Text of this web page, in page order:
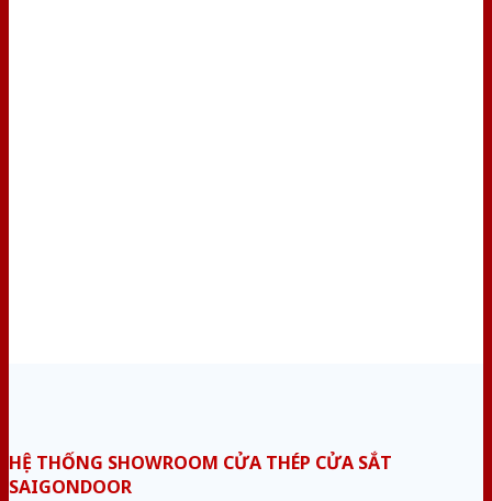
HỆ THỐNG SHOWROOM CỬA THÉP CỬA SẮT
SAIGONDOOR